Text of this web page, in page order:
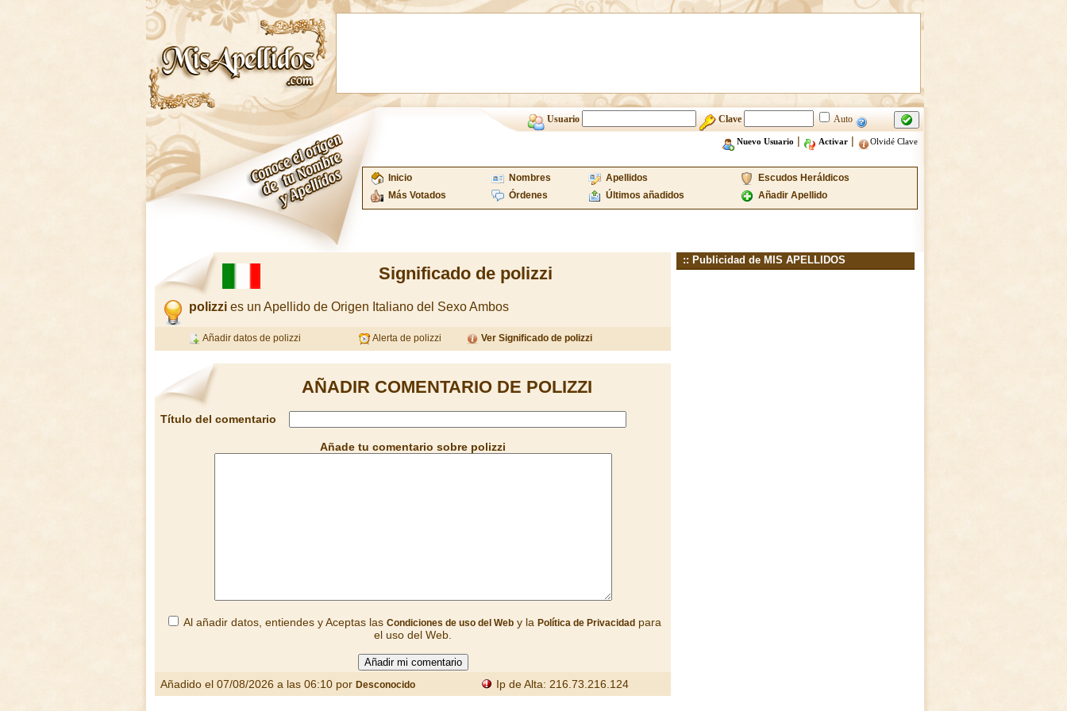
Usuario Clave Auto
Nuevo Usuario | Activar| Olvidé Clave
Inicio Nombres Apellidos
Escudos Heráldicos
Más Votados
Órdenes Últimos añadidos Añadir Apellido
Significado de polizzi
polizzies un Apellido de Origen Italiano del Sexo Ambos
Añadir datos de polizzi Alerta de polizzi Ver Significado de polizzi
AÑADIR COMENTARIO DE POLIZZI
Título del comentario
Añade tu comentario sobre polizzi
Al añadir datos, entiendes y Aceptas las Condiciones de uso del Weby la Política de Privacidadpara
el uso del Web.
Añadido el 07/08/2026 a las 06:10 por Desconocido Ip de Alta: 216.73.216.124
:: Publicidad de MIS APELLIDOS